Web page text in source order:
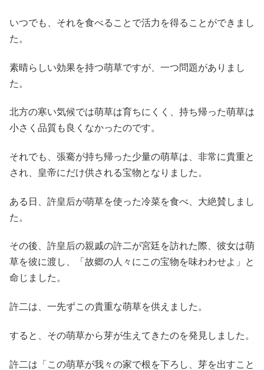
いつでも、それを食べることで活力を得ることができまし
た。
素晴らしい効果を持つ萌草ですが、一つ問題がありまし
た。
北方の寒い気候では萌草は育ちにくく、持ち帰った萌草は
小さく品質も良くなかったのです。
それでも、張騫が持ち帰った少量の萌草は、非常に貴重と
され、皇帝にだけ供される宝物となりました。
ある日、許皇后が萌草を使った冷菜を食べ、大絶賛しまし
た。
その後、許皇后の親戚の許二が宮廷を訪れた際、彼女は萌
草を彼に渡し、「故郷の人々にこの宝物を味わわせよ」と
命じました。
許二は、一先ずこの貴重な萌草を供えました。
すると、その萌草から芽が生えてきたのを発見しました。
許二は「この萌草が我々の家で根を下ろし、芽を出すこと